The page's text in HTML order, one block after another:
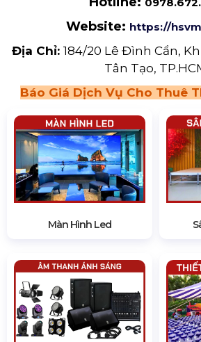
Website: https://
Địa Chỉ: 184/20 Lê Đình Cẩn,
Tân Tạo,
Báo Giá Dịch Vụ Cho Thuê
Màn Hình Led